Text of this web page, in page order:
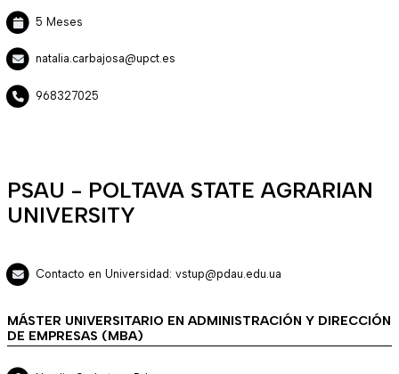
5 Meses
natalia.carbajosa@upct.es
968327025
PSAU - POLTAVA STATE AGRARIAN
UNIVERSITY
Contacto en Universidad: vstup@pdau.edu.ua
MÁSTER UNIVERSITARIO EN ADMINISTRACIÓN Y DIRECCIÓN
DE EMPRESAS (MBA)